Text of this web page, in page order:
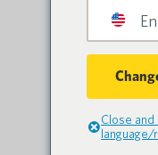
Close
language/